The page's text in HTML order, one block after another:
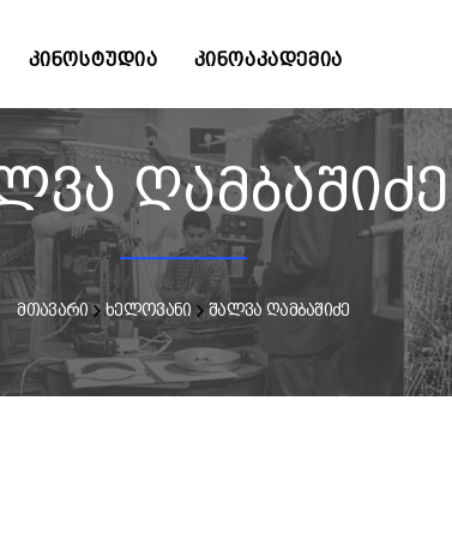
ᲙᲘᲜᲝᲡᲢᲣᲓᲘᲐ ᲙᲘᲜᲝᲐᲙᲐᲓᲔᲛᲘᲐ
ღამბაშიძე
მთავარი ხელოვანი შალვა ღამბაშიძე